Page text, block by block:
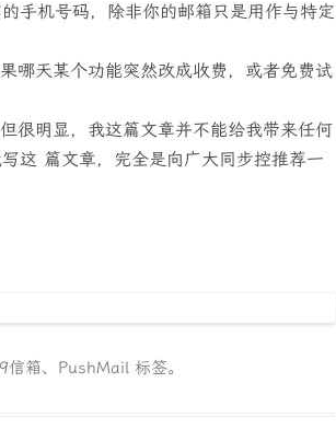
手机号码，除非你的邮箱只是用作与特定
哪天某个功能突然改成收费，或者免费试
很明显，我这篇文章并不能给我带来任何
这 篇文章，完全是向广大同步控推荐一
信箱、 PushMail 标签。